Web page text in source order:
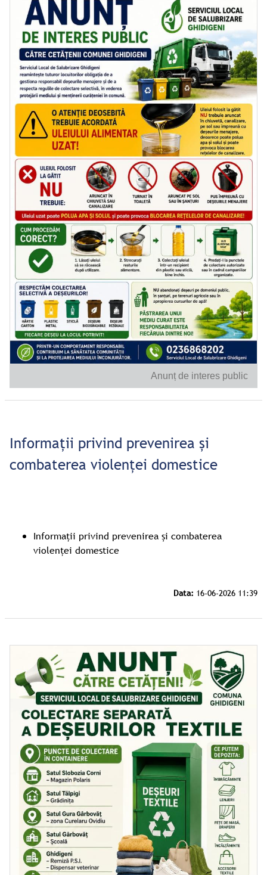
Anunț de interes public
Informații privind prevenirea și
combaterea violenței domestice
Informații privind prevenirea și combaterea
violenței domestice